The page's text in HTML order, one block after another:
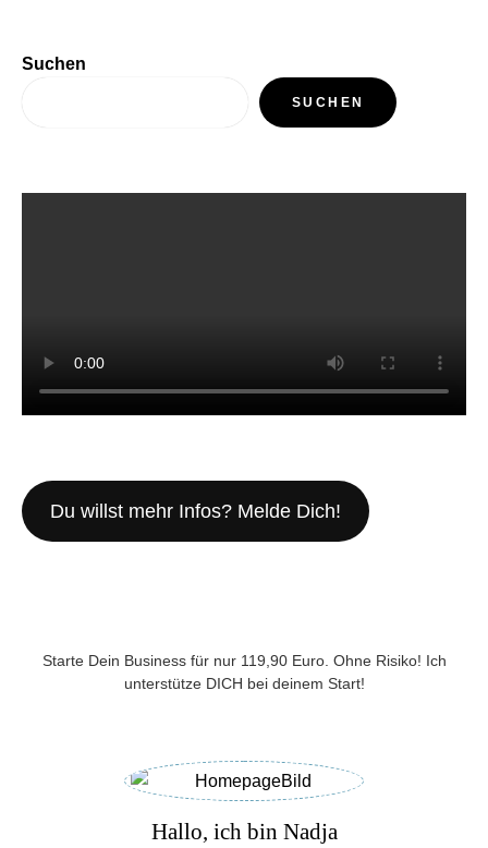
Suchen
SUCHEN
Du willst mehr Infos? Melde Dich!
Starte Dein Business für nur 119,90 Euro. Ohne Risiko! Ich
unterstütze DICH bei deinem Start!
Hallo, ich bin Nadja